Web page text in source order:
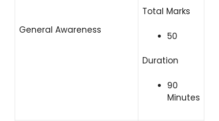
General Awareness
Total Marks
50
Duration
90
Minutes